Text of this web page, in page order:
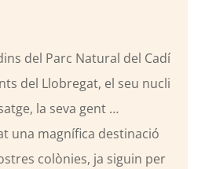
del Parc Natural del Cadí
del Llobregat, el seu nucli
la seva gent …
una magnífica destinació
colònies, ja siguin per